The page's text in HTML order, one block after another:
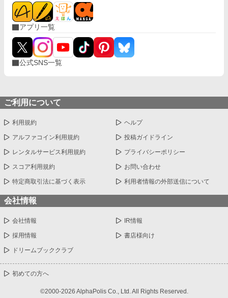
ヴィアは逆らえないと考え、新婚旅行の出航式を強行する。 「錨
を上げろ。出航だ！」 しかし、船員は誰一人動かなかった。 これ
は、自分を財産として扱った元婚約者と愛人を直接船から降ろ
し、救援を成功させた海運令嬢が、船と信用、新しい定期航路、
そして判断を尊重してくれる相手との未来を自分の手で選び直す
物語。 全6話・完結。直接ざまぁ、お仕事上の正当評価、対等な
関係から始まる異世界恋愛です。 婚約を解消するという申し出
は、受け入れます。 ですが、この船をどう使うかまで、あなたに
う天才貴公子と称された公爵は、妻の残していった離婚受理証明
書を握りしめ涙と鼻水を垂らす」 ②「何をされてもやり返せない
臆病な公爵令嬢は、王太子に竜の生贄にされ壊れる。能ある鷹と
天才美少女は爪を隠す」 ③「運命的な出会いからの即日プロポー
ズ。婚約破棄された天才錬金術師は新しい恋に生きる！」 ④「4
月1日10時30分喫茶店ルナ、婚約者は遅れてやってきた〜新聞は
星座占いを見る為だけにある訳ではない」 ⑤「『お姉様はズル
「婚約破棄をしたいと彼は言った。契約書とおふだにご用心」 ⑦
「伯爵家に半世紀仕えた老メイドは伯爵親子の罠にハマり無一文
で追放される。老メイドを助けたのはポーカーフェイスの美女で
いませんか？ 天才美文感想書きVS普通の少女がえんぴつで書い
アプリ一覧
公式SNS一覧
ご利用について
利用規約 ヘルプ
アルファコイン利用規約 投稿ガイドライン
レンタルサービス利用規約 プライバシーポリシー
スコア利用規約 お問い合わせ
特定商取引法に基づく表示 利用者情報の外部送信について
会社情報
会社情報 IR情報
採用情報 書店様向け
ドリームブッククラブ
初めての方へ
©2000-2026 AlphaPolis Co., Ltd. All Rights Reserved.